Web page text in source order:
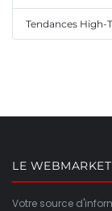
Tendances High-
LE
Votre source